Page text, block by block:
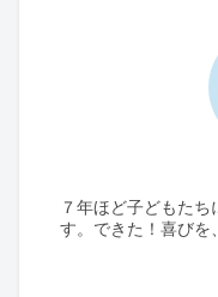
７年ほど子どもた
す。できた！喜びを